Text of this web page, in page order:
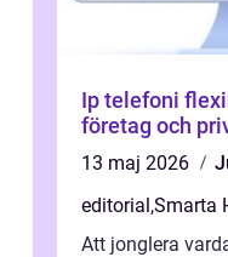
Ip telefoni flexibel kommunikation för
företag och
13 maj 2026
editorial,Smarta
Att jonglera